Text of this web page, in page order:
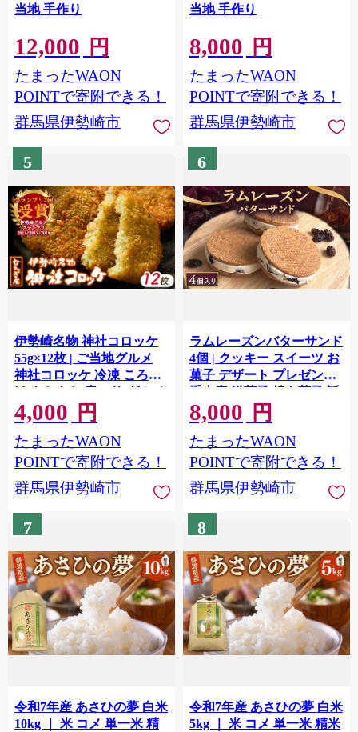
当地 手作り
12,000 円
たまったWAON
POINTで寄附できる！
群馬県伊勢崎市
当地 手作り
8,000 円
たまったWAON
POINTで寄附できる！
群馬県伊勢崎市
5
伊勢崎名物 神社コロッケ
55g×12枚 | ご当地グルメ
神社コロッケ 冷凍 ころっ
け もちもち 青のり グルメ
冷凍食品 惣菜 おかず おや
つ 手作り 名物 群馬県 伊勢
崎市 お弁当 常備菜 時短 簡
単 お取り寄せ
4,000 円
たまったWAON
POINTで寄附できる！
群馬県伊勢崎市
6
ラムレーズンバターサンド
4個 | クッキー スイーツ お
菓子 デザート プレゼント
手土産 洋菓子 焼き菓子 誕
生日 ギフト ラムレーズン
8,000 円
たまったWAON
POINTで寄附できる！
群馬県伊勢崎市
7
令和7年産 あさひの夢 白米
10kg ｜ 米 コメ 単一米 精
8
令和7年産 あさひの夢 白米
5kg ｜ 米 コメ 単一米 精米